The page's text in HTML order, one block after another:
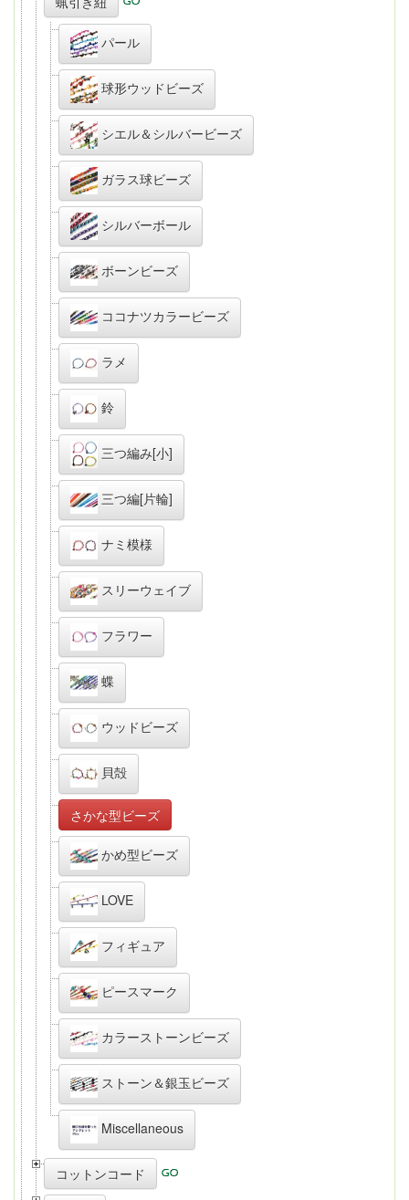
パール
球形ウッドビーズ
シエル＆シルバービーズ
ガラス球ビーズ
シルバーボール
ボーンビーズ
ココナツカラービーズ
ラメ
鈴
三つ編み[小]
三つ編[片輪]
ナミ模様
スリーウェイブ
フラワー
蝶
ウッドビーズ
貝殻
さかな型ビーズ
かめ型ビーズ
LOVE
フィギュア
ピースマーク
カラーストーンビーズ
ストーン＆銀玉ビーズ
Miscellaneous
コットンコード